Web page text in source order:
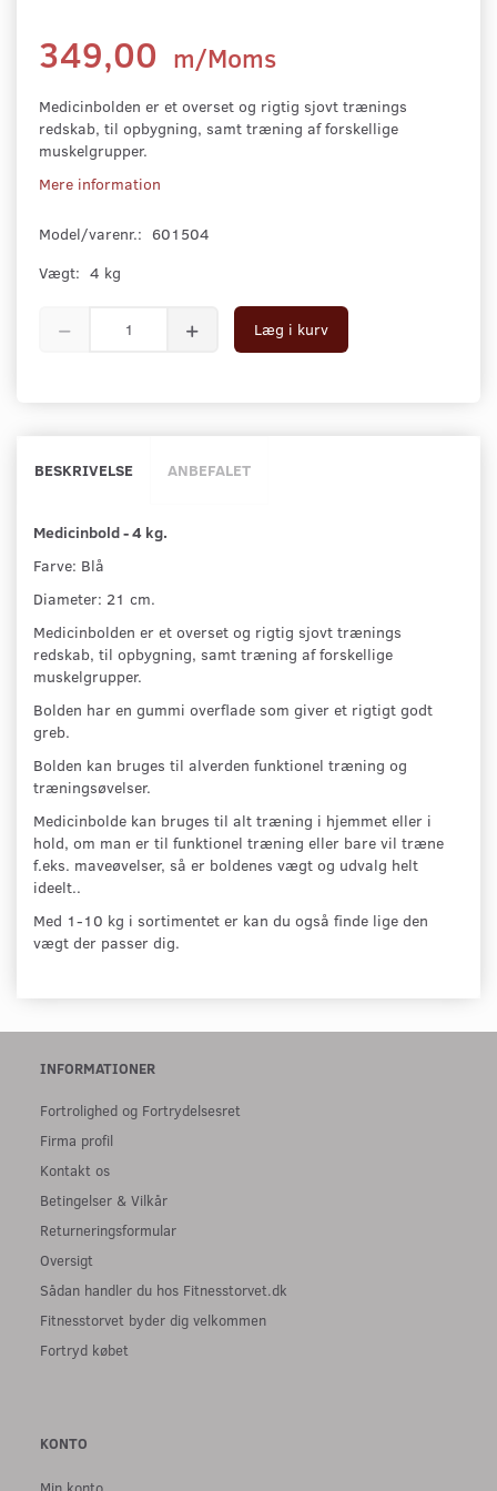
349,00 m/Moms
Medicinbolden er et overset og rigtig sjovt trænings
redskab, til opbygning, samt træning af forskellige
muskelgrupper.
Mere information
Model/varenr.: 601504
Vægt: 4 kg
Læg i kurv
BESKRIVELSE ANBEFALET
Medicinbold - 4 kg.
Farve: Blå
Diameter: 21 cm.
Medicinbolden er et overset og rigtig sjovt trænings
redskab, til opbygning, samt træning af forskellige
muskelgrupper.
Bolden har en gummi overflade som giver et rigtigt godt
greb.
Bolden kan bruges til alverden funktionel træning og
træningsøvelser.
Medicinbolde kan bruges til alt træning i hjemmet eller i
hold, om man er til funktionel træning eller bare vil træne
f.eks. maveøvelser, så er boldenes vægt og udvalg helt
ideelt..
Med 1-10 kg i sortimentet er kan du også finde lige den
vægt der passer dig.
INFORMATIONER
Fortrolighed og Fortrydelsesret
Firma profil
Kontakt os
Betingelser & Vilkår
Returneringsformular
Oversigt
Sådan handler du hos Fitnesstorvet.dk
Fitnesstorvet byder dig velkommen
Fortryd købet
KONTO
Min konto